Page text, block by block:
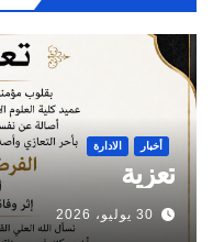
أخبار الادارة
تعزية
30 يوليو، 2026